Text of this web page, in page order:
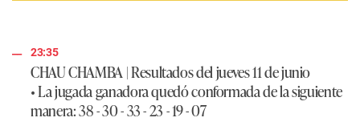
23:35
CHAU CHAMBA| Resultados del jueves 11 de junio
• La jugada ganadora quedó conformada de la siguiente
manera: 38 - 30 - 33 - 23 - 19 - 07